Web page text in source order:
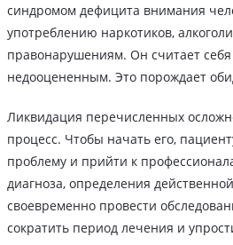
синдромом дефицита внимания
употреблению наркотиков,
правонарушениям. Он считает
недооцененным. Это порождает
Ликвидация перечисленных
процесс. Чтобы начать его,
проблему и прийти к
диагноза, определения
своевременно провести
сократить период лечения и